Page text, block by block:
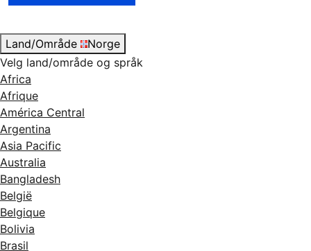
Land/Område
Norge
Velg land/område og språk
Africa
Afrique
América Central
Argentina
Asia Pacific
Australia
Bangladesh
België
Belgique
Bolivia
Brasil